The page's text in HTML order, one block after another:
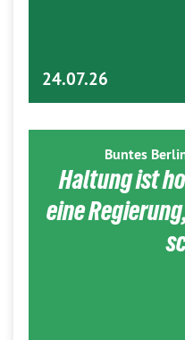
24.07.26
Buntes
Haltung ist
eine